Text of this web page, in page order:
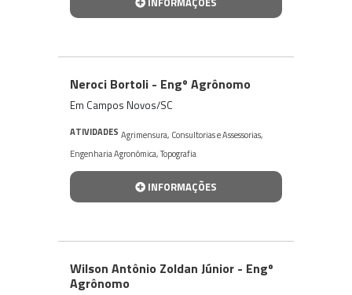
Neroci Bortoli - Engº Agrônomo
Em Campos Novos/SC
ATIVIDADES Agrimensura, Consultorias e Assessorias,
Engenharia Agronômica,Topografia
INFORMAÇÕES
Wilson Antônio Zoldan Júnior - Engº
Agrônomo